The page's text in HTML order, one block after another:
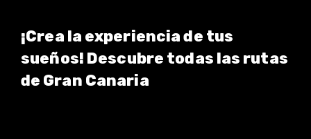
¡Crea la experiencia de tus
sueños! Descubre todas las rutas
de Gran Canaria